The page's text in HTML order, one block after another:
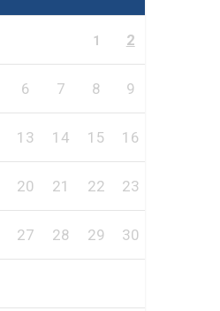
1 2
6 7 8 9
13 14 15 16
20 21 22 23
27 28 29 30